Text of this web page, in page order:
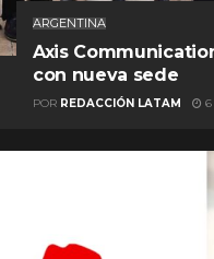
ARGENTINA
Axis
con nueva sede
POR REDACCIÓN LATAM 6